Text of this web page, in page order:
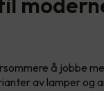
å jobbe
av lamper og